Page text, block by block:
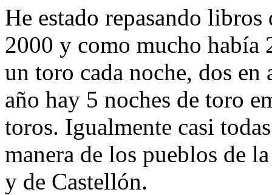
He estado repasando
2000 y como mucho había
un toro cada noche, dos
año hay 5 noches de toro
toros. Igualmente casi
manera de los pueblos de
y de Castellón.